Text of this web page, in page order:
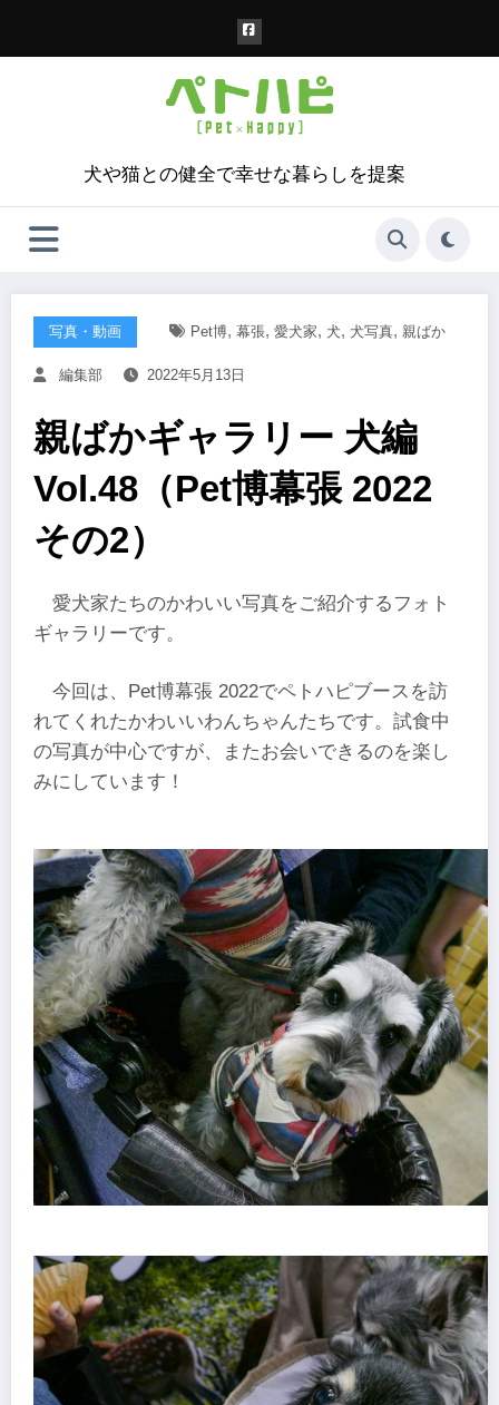
犬や猫との健全で幸せな暮らしを提案
写真・動画 Pet博, 幕張, 愛犬家, 犬, 犬写真, 親ばか
編集部 2022年5月13日
親ばかギャラリー 犬編
Vol.48（Pet博幕張 2022
その2）
愛犬家たちのかわいい写真をご紹介するフォト
ギャラリーです。
今回は、Pet博幕張 2022でペトハピブースを訪
れてくれたかわいいわんちゃんたちです。試食中
の写真が中心ですが、またお会いできるのを楽し
みにしています！